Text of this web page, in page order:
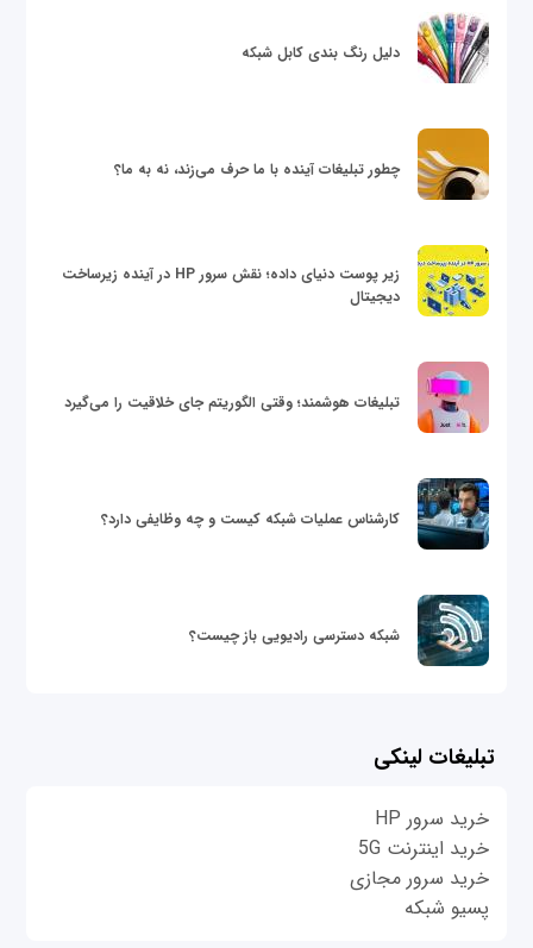
دلیل رنگ بندی کابل شبکه
چطور تبلیغات آینده با ما حرف می‌زند، نه به ما؟
زیر پوست دنیای داده؛ نقش سرور HP در آینده زیرساخت
دیجیتال
تبلیغات هوشمند؛ وقتی الگوریتم جای خلاقیت را می‌گیرد
کارشناس عملیات شبکه کیست و چه وظایفی دارد؟
شبکه دسترسی رادیویی باز چیست؟
تبلیغات لینکی
خرید سرور HP
خرید اینترنت 5G
خرید سرور مجازی
پسیو شبکه